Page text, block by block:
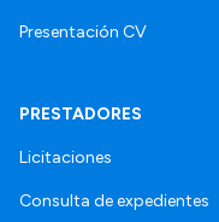
Presentación CV
PRESTADORES
Licitaciones
Consulta de expedientes